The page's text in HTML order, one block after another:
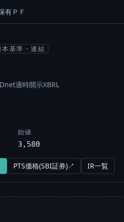
有ＰＦ
本基準・連結
適時開示XBRL
始値
3,580
PTS価格(SBI証券)↗ IR一覧